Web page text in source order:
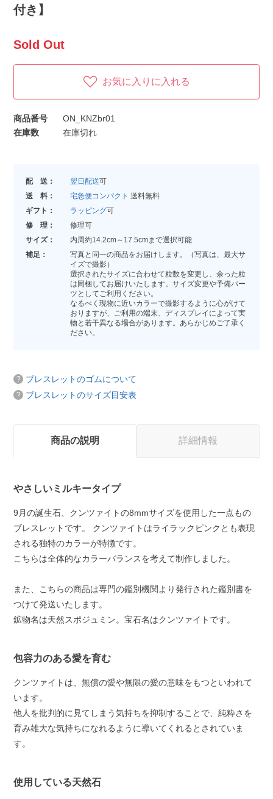
付き】
Sold Out
お気に入りに入れる
商品番号
ON_KNZbr01
在庫数
在庫切れ
配 送： 翌日配送可
送 料：
宅急便コンパクト 送料無料
ギフト：
ラッピング可
修 理：
修理可
サイズ：
内周約14.2cm～17.5cmまで選択可能
補足：
写真と同一の商品をお届けします。（写真は、最大サ
イズで撮影）
選択されたサイズに合わせて粒数を変更し、余った粒
は同梱してお届けいたします。サイズ変更や予備パー
ツとしてご利用ください。
なるべく現物に近いカラーで撮影するように心がけて
おりますが、ご利用の端末、ディスプレイによって実
物と若干異なる場合があります。あらかじめご了承く
ださい。
ブレスレットのゴムについて
ブレスレットのサイズ目安表
商品の説明 詳細情報
やさしいミルキータイプ
9月の誕生石、クンツァイトの8mmサイズを使用した一点もの
ブレスレットです。 クンツァイトはライラックピンクとも表現
される独特のカラーが特徴です。
こちらは全体的なカラーバランスを考えて制作しました。
また、こちらの商品は専門の鑑別機関より発行された鑑別書を
つけて発送いたします。
鉱物名は天然スポジュミン。宝石名はクンツァイトです。
包容力のある愛を育む
クンツァイトは、無償の愛や無限の愛の意味をもつといわれて
います。
他人を批判的に見てしまう気持ちを抑制することで、純粋さを
育み雄大な気持ちになれるように導いてくれるとされていま
す。
使用している天然石